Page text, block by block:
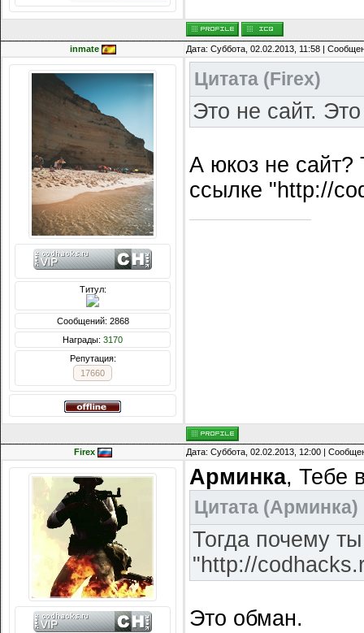
inmate Дата: Суббота, 02.02.2013, 11:58 |
Титул:
Сообщений: 2868
Награды: 3170
Репутация:
17660
Цитата (Firex)
Это не сайт.
А юкоз не сайт?
ссылке "http://
Firex Дата: Суббота, 02.02.2013, 12:00 |
Арминка, Тебе
Цитата (Арминка)
Тогда почему
"http://
Это обман.